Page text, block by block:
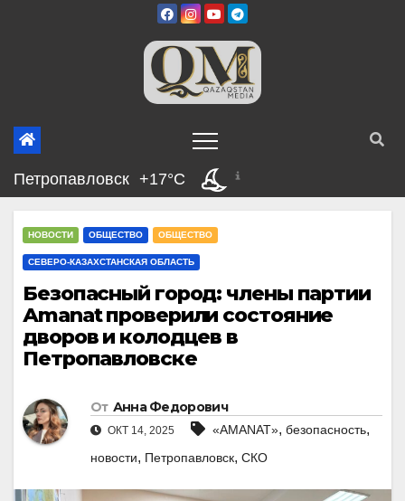
Петропавловск +17°C
НОВОСТИ ОБЩЕСТВО ОБЩЕСТВО
СЕВЕРО-КАЗАХСТАНСКАЯ ОБЛАСТЬ
Безопасный город: члены партии
Аmanat проверили состояние
дворов и колодцев в
Петропавловске
От Анна Федорович
ОКТ 14, 2025 «AMANAT», безопасность,
новости, Петропавловск, СКО